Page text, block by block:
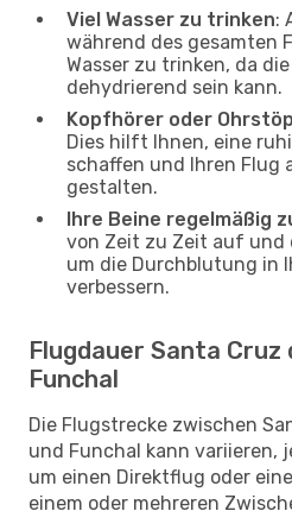
Viel Wasser zu trinken:
während des gesamten
Wasser zu trinken, da
dehydrierend sein kann.
Kopfhörer oder
Dies hilft Ihnen, eine
schaffen und Ihren Flug
gestalten.
Ihre Beine regelmäßig
von Zeit zu Zeit auf und
um die Durchblutung in
verbessern.
Flugdauer Santa Cruz
Funchal
Die Flugstrecke zwischen
und Funchal kann variieren,
um einen Direktflug oder
einem oder mehreren